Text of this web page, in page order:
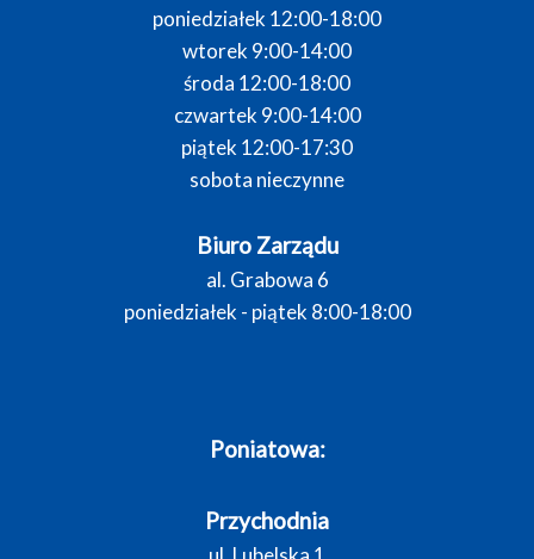
poniedziałek 12:00-18:00
wtorek 9:00-14:00
środa 12:00-18:00
czwartek 9:00-14:00
piątek 12:00-17:30
sobota nieczynne
Biuro Zarządu
al. Grabowa 6
poniedziałek - piątek 8:00-18:00
Poniatowa:
Przychodnia